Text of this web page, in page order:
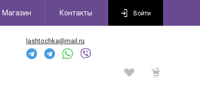
Магазин Контакты Войти
lashtochka@mail.ru